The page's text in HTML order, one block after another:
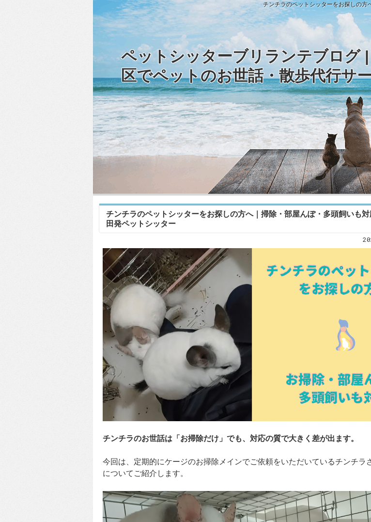
チンチラのペットシッターをお探しの
ペットシッターブリランテブログ
区でペットのお世話・散歩代行サ
チンチラのペットシッターをお探しの方へ｜掃除・部屋んぽ・多頭飼いも
田発ペットシッター
チンチラのお世話は「お掃除だけ」でも、対応の質で大きく差が出ます。
今回は、定期的にケージのお掃除メインでご依頼をいただいているチンチラ
についてご紹介します。